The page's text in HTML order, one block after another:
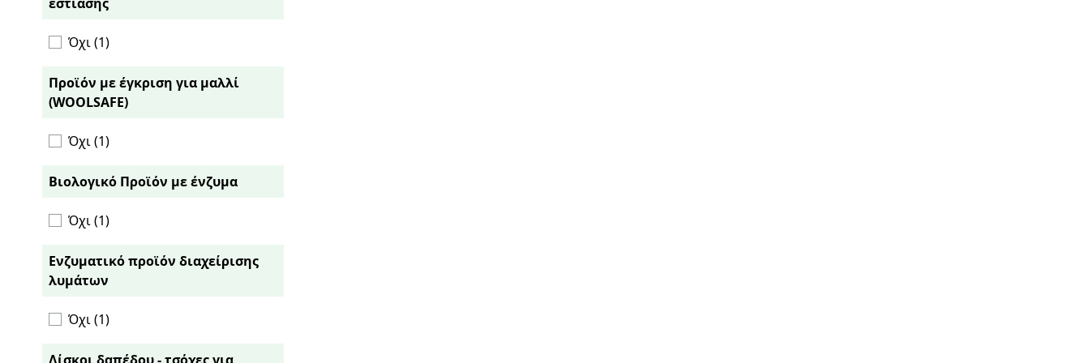
Όχι (1)
Προϊόν με έγκριση για μαλλί
(WOOLSAFE)
Όχι (1)
Βιολογικό Προϊόν με ένζυμα
Όχι (1)
Ενζυματικό προϊόν διαχείρισης
λυμάτων
Όχι (1)